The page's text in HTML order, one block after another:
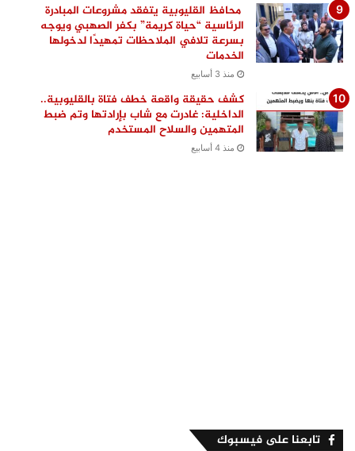
محافظ القليوبية يتفقد مشروعات المبادرة
الرئاسية “حياة كريمة” بكفر الصهبي ويوجه
بسرعة تلافي الملاحظات تمهيدًا لدخولها
الخدمات
منذ 3 أسابيع
كشف حقيقة واقعة خطف فتاة بالقليوبية..
الداخلية: غادرت مع شاب بإرادتها وتم ضبط
المتهمين والسلاح المستخدم
منذ 4 أسابيع
تابعنا على فيسبوك